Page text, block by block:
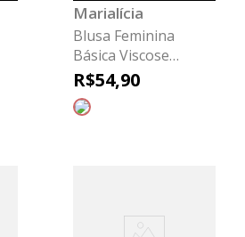
Marialícia
Blusa Feminina
Básica Viscose
Marialícia Preto
R$54,90